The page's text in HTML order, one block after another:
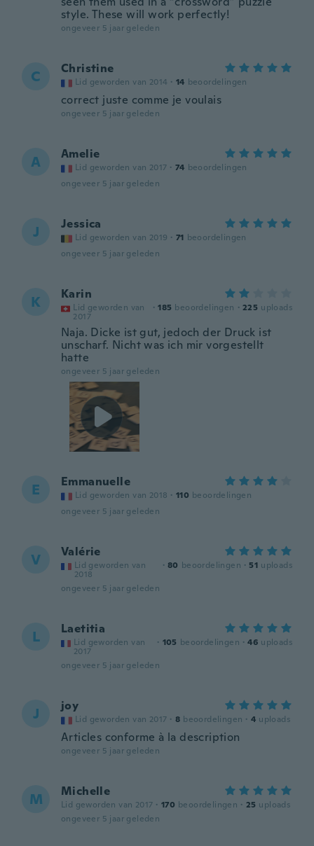
style. These will work perfectly!
ongeveer 5 jaar geleden
C Christine
Lid geworden van 2014 · 14 beoordelingen
correct juste comme je voulais
ongeveer 5 jaar geleden
A Amelie
Lid geworden van 2017 · 74 beoordelingen
ongeveer 5 jaar geleden
J Jessica
Lid geworden van 2019 · 71 beoordelingen
ongeveer 5 jaar geleden
K Karin
Lid geworden van
2017
· 185 beoordelingen · 225 uploads
Naja. Dicke ist gut, jedoch der Druck ist
unscharf. Nicht was ich mir vorgestellt
hatte
ongeveer 5 jaar geleden
E Emmanuelle
Lid geworden van 2018 · 110 beoordelingen
ongeveer 5 jaar geleden
V Valérie
Lid geworden van
2018
· 80 beoordelingen · 51 uploads
ongeveer 5 jaar geleden
L Laetitia
Lid geworden van
2017
· 105 beoordelingen · 46 uploads
ongeveer 5 jaar geleden
J joy
Lid geworden van 2017 · 8 beoordelingen · 4 uploads
Articles conforme à la description
ongeveer 5 jaar geleden
M Michelle
Lid geworden van 2017 · 170 beoordelingen · 25 uploads
ongeveer 5 jaar geleden